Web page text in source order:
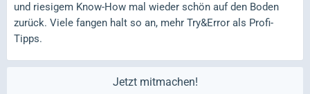
und riesigem Know-How mal wieder schön auf den Boden
zurück. Viele fangen halt so an, mehr Try&Error als Profi-
Tipps.
Jetzt mitmachen!